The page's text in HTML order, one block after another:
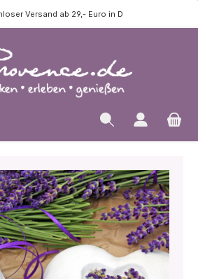
Versand ab 29,- Euro in D